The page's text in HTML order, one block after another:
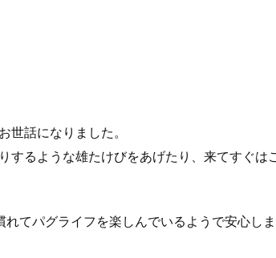
世話になりました。
するような雄たけびをあげたり、来てすぐは
てパグライフを楽しんでいるようで安心しま